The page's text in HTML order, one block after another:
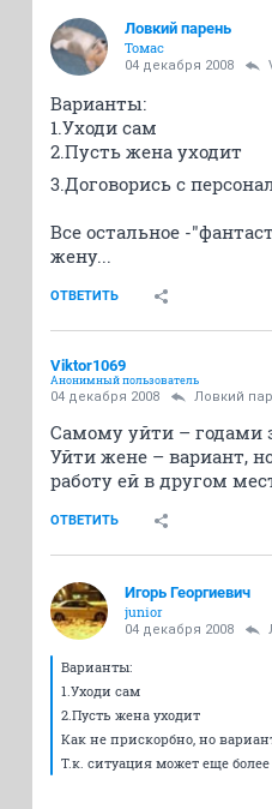
Ловкий парень
Томас
04 декабря 2008
Варианты:
1.Уходи сам
2.Пусть жена уходит
3.Договорись с
Все остальное -
жену...
ОТВЕТИТЬ
Viktor1069
Анонимный пользователь
04 декабря 2008 Ловкий
Самому уйти – годами
Уйти жене – вариант,
работу ей в другом
ОТВЕТИТЬ
Игорь Георгиевич
junior
04 декабря 2008
Варианты:
1.Уходи сам
2.Пусть жена уходит
Как не прискорбно, но
Т.к. ситуация может еще